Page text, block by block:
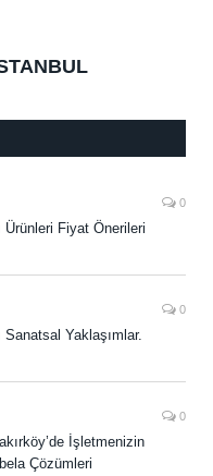
0
Ürünleri Fiyat Önerileri
0
Yaklaşımlar.
0
İşletmenizin
Çözümleri